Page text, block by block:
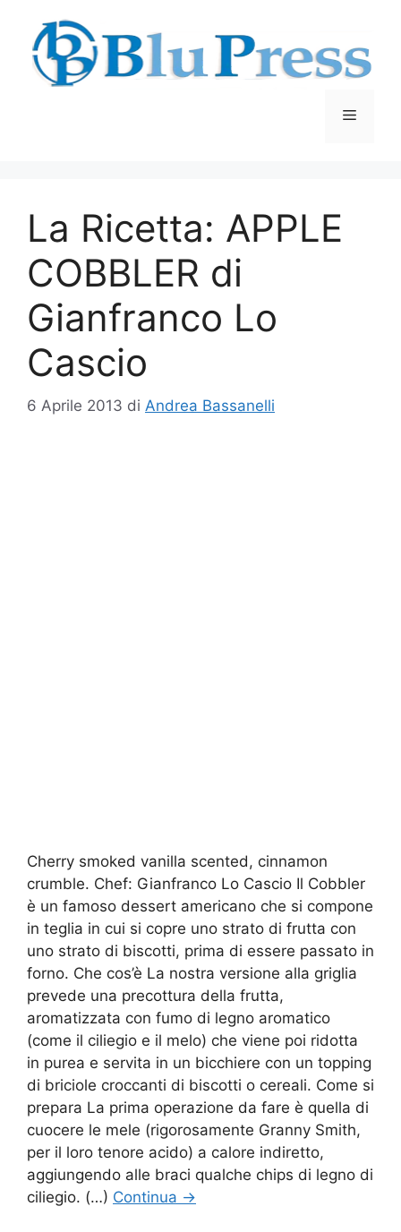
contenuto
Menu
La Ricetta: APPLE
COBBLER di
Gianfranco Lo
Cascio
6 Aprile 2013 di Andrea Bassanelli
Cherry smoked vanilla scented, cinnamon
crumble. Chef: Gianfranco Lo Cascio Il Cobbler
è un famoso dessert americano che si compone
in teglia in cui si copre uno strato di frutta con
uno strato di biscotti, prima di essere passato in
forno. Che cos’è La nostra versione alla griglia
prevede una precottura della frutta,
aromatizzata con fumo di legno aromatico
(come il ciliegio e il melo) che viene poi ridotta
in purea e servita in un bicchiere con un topping
di briciole croccanti di biscotti o cereali. Come si
prepara La prima operazione da fare è quella di
cuocere le mele (rigorosamente Granny Smith,
per il loro tenore acido) a calore indiretto,
aggiungendo alle braci qualche chips di legno di
ciliegio. (…) Continua →